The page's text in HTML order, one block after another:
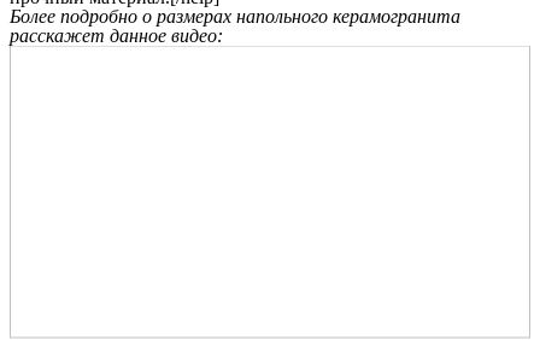
Более подробно о размерах напольного керамогранита
расскажет данное видео: